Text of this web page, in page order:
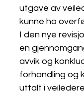
utgave av
kunne ha
I den nye
en
avvik og
forhandling og
uttalt i